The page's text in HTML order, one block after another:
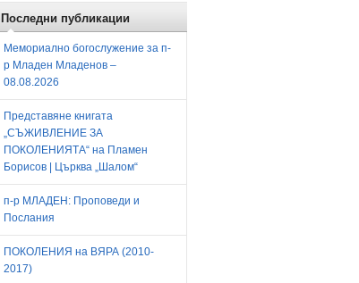
Последни публикации
Мемориално богослужение за п-
р Младен Младенов –
08.08.2026
Представяне книгата
„СЪЖИВЛЕНИЕ ЗА
ПОКОЛЕНИЯТА“ на Пламен
Борисов | Църква „Шалом“
п-р МЛАДЕН: Проповеди и
Послания
ПОКОЛЕНИЯ на ВЯРА (2010-
2017)